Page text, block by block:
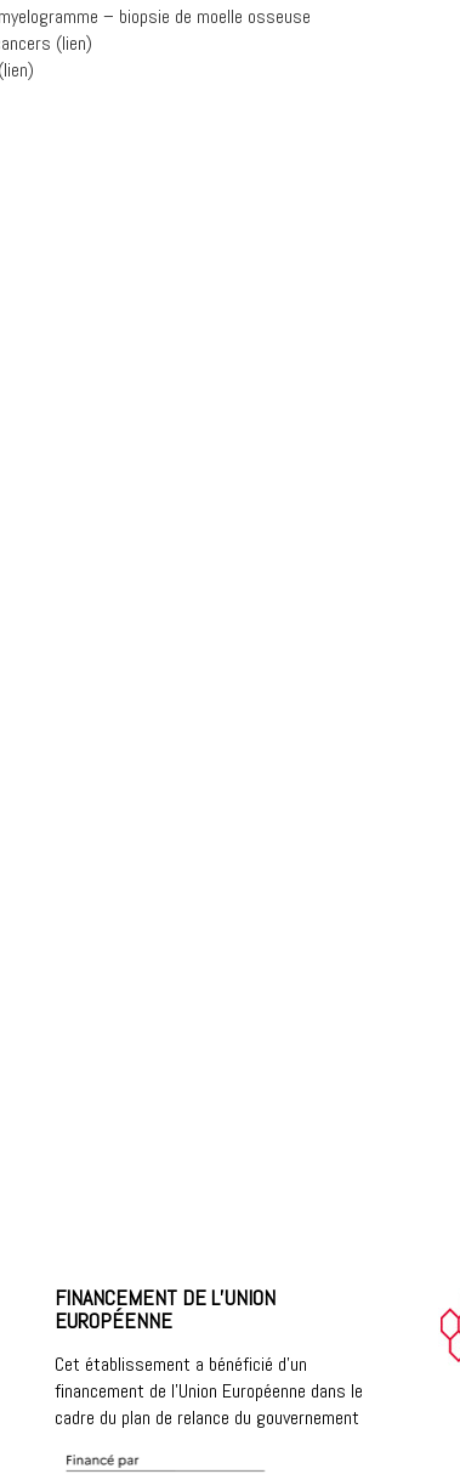
– biopsie de moelle osseuse
(lien)
FINANCEMENT DE L’UNION
EUROPÉENNE
Cet établissement a bénéficié d’un
financement de l’Union Européenne dans le
cadre du plan de relance du gouvernement